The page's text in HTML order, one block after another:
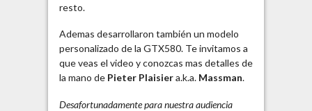
resto.
Ademas desarrollaron también un modelo
personalizado de la GTX580. Te invitamos a
que veas el video y conozcas mas detalles de
la mano de Pieter Plaisiera.k.a. Massman.
Desafortunadamente para nuestra audiencia